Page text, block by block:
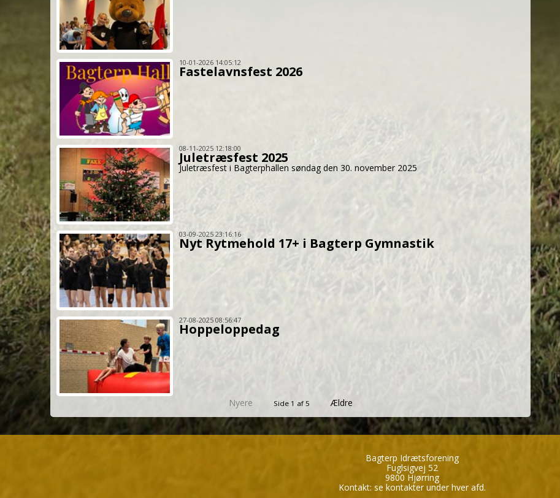
10-01-2026 14:05:12
Fastelavnsfest 2026
08-11-2025 12:18:00
Juletræsfest 2025
Juletræsfest i Bagterphallen søndag den 30. november 2025
03-09-2025 23:16:16
Nyt Rytmehold 17+ i Bagterp Gymnastik
27-08-2025 08:56:47
Hoppeloppedag
Nyere Side 1 af 5 Ældre
Bagterp Idrætsforening
Fuglsigvej 52
9800 Hjørring
Kontakt: se kontakter under hver afd.